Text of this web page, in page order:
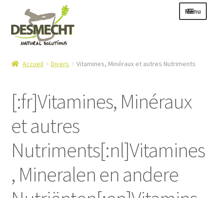
Aller
la
navigation
Aller
contenu
Menu
E-shop
enfant
le
Contact
Login – Mijn Account
Accueil Divers Vitamines, Minéraux et autres Nutriments
[:fr]Vitamines, Minéraux
et autres
Nutriments[:nl]Vitamines
, Mineralen en andere